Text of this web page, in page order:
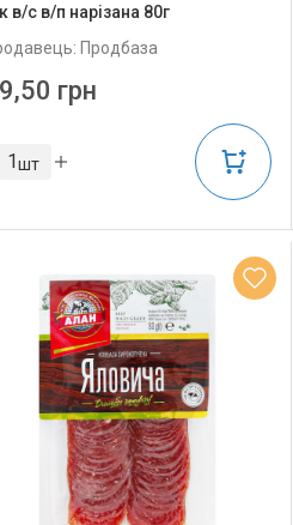
в/с в/п нарізана 80г
Продбаза
грн
шт